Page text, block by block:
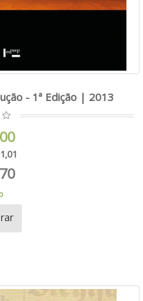
- 1ª Edição | 2013